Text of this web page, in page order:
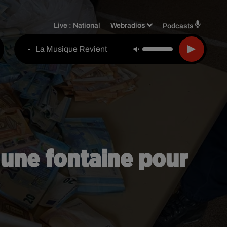
Live : National Webradios Podcasts
- La Musique Revient
fontaine pour